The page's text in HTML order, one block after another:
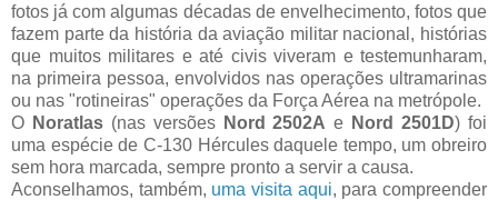
fotos já com algumas décadas de envelhecimento, fotos que
fazem parte da história da aviação militar nacional, histórias
que muitos militares e até civis viveram e testemunharam,
na primeira pessoa, envolvidos nas operações ultramarinas
ou nas "rotineiras" operações da Força Aérea na metrópole.
O Noratlas (nas versões Nord 2502A e Nord 2501D) foi
uma espécie de C-130 Hércules daquele tempo, um obreiro
sem hora marcada, sempre pronto a servir a causa.
Aconselhamos, também, uma visita aqui, para compreender